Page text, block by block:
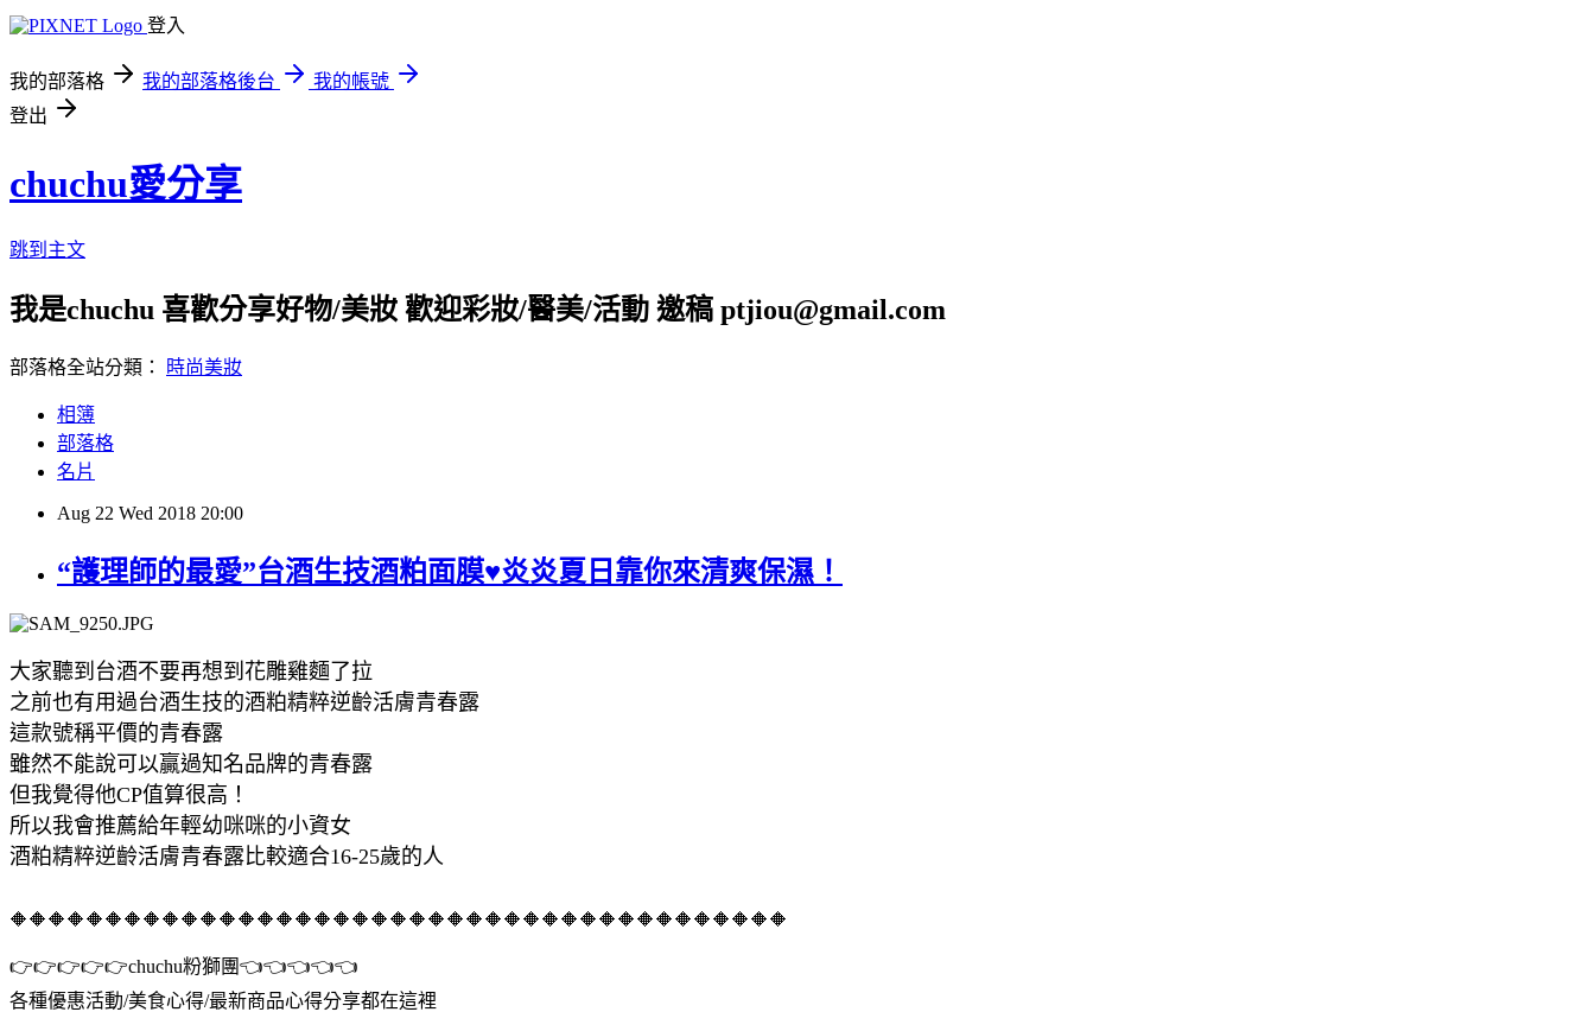
登入
我的部落格 我的部落格後台
我的帳號
登出
chuchu愛分享
跳到主文
我是chuchu 喜歡分享好物/美妝 歡迎彩妝/醫美/活動 邀稿 ptjiou@gmail.com
部落格全站分類： 時尚美妝
相簿
部落格
名片
Aug 22 Wed 2018 20:00
“護理師的最愛”台酒生技酒粕面膜♥炎炎夏日靠你來清爽保濕！
大家聽到台酒不要再想到花雕雞麵了拉
之前也有用過台酒生技的酒粕精粹逆齡活膚青春露
這款號稱平價的青春露
雖然不能說可以贏過知名品牌的青春露
但我覺得他CP值算很高！
所以我會推薦給年輕幼咪咪的小資女
酒粕精粹逆齡活膚青春露比較適合16-25歲的人
🔶🔶🔶🔶🔶🔶🔶🔶🔶🔶🔶🔶🔶🔶🔶🔶🔶🔶🔶🔶🔶🔶🔶🔶🔶🔶🔶🔶🔶🔶🔶🔶🔶🔶🔶🔶🔶🔶🔶🔶🔶
👉👉👉👉👉chuchu粉獅團👈👈👈👈👈
各種優惠活動/美食心得/最新商品心得分享都在這裡